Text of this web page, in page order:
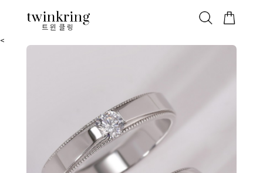
트윈클링
ALL 베스트 안쪽막음 웨딩/다이아 가드링/반지
<